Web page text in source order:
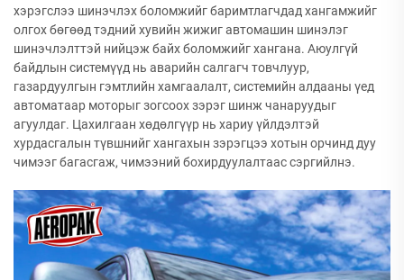
хэрэгслээ шинэчлэх боломжийг баримтлагчдад хангамжийг
олгох бөгөөд тэдний хувийн жижиг автомашин шинэлэг
шинэчлэлттэй нийцэж байх боломжийг хангана. Аюулгүй
байдлын системүүд нь аварийн салгагч товчлуур,
газардуулгын гэмтлийн хамгаалалт, системийн алдааны үед
автоматаар моторыг зогсоох зэрэг шинж чанаруудыг
агуулдаг. Цахилгаан хөдөлгүүр нь хариу үйлдэлтэй
хурдасгалын түвшнийг хангахын зэрэгцээ хотын орчинд дуу
чимээг багасгаж, чимээний бохирдуулалтаас сэргийлнэ.